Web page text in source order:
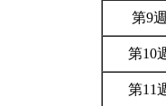
第9週
第10
第11